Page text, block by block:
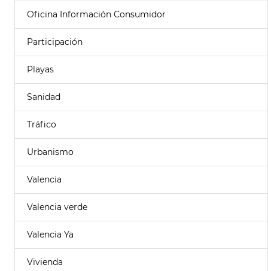
Oficina Información Consumidor
Participación
Playas
Sanidad
Tráfico
Urbanismo
Valencia
Valencia verde
Valencia Ya
Vivienda